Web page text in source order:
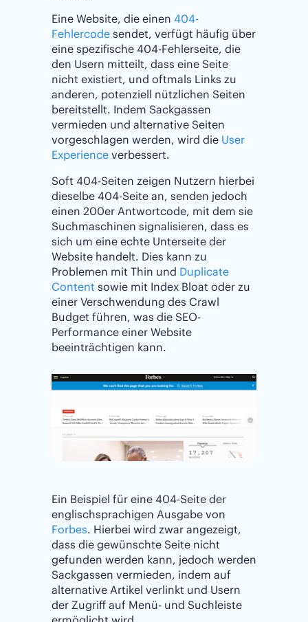
Eine Website, die einen 404-
Fehlercode sendet, verfügt häufig über
eine spezifische 404-Fehlerseite, die
den Usern mitteilt, dass eine Seite
nicht existiert, und oftmals Links zu
anderen, potenziell nützlichen Seiten
bereitstellt. Indem Sackgassen
vermieden und alternative Seiten
vorgeschlagen werden, wird die User
Experience verbessert.
Soft 404-Seiten zeigen Nutzern hierbei
dieselbe 404-Seite an, senden jedoch
einen 200er Antwortcode, mit dem sie
Suchmaschinen signalisieren, dass es
sich um eine echte Unterseite der
Website handelt. Dies kann zu
Problemen mit Thin und Duplicate
Content sowie mit Index Bloat oder zu
einer Verschwendung des Crawl
Budget führen, was die SEO-
Performance einer Website
beeinträchtigen kann.
Ein Beispiel für eine 404-Seite der
englischsprachigen Ausgabe von
Forbes. Hierbei wird zwar angezeigt,
dass die gewünschte Seite nicht
gefunden werden kann, jedoch werden
Sackgassen vermieden, indem auf
alternative Artikel verlinkt und Usern
der Zugriff auf Menü- und Suchleiste